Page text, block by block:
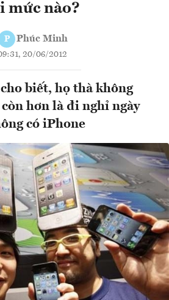
mức nào?
P Phúc Minh
20/06/2012
biết, họ thà không
hơn là đi nghỉ ngày
có iPhone